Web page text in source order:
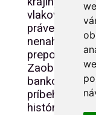
vlakov by
práve
prepojení.
bankovku a
príbehu,
histórii